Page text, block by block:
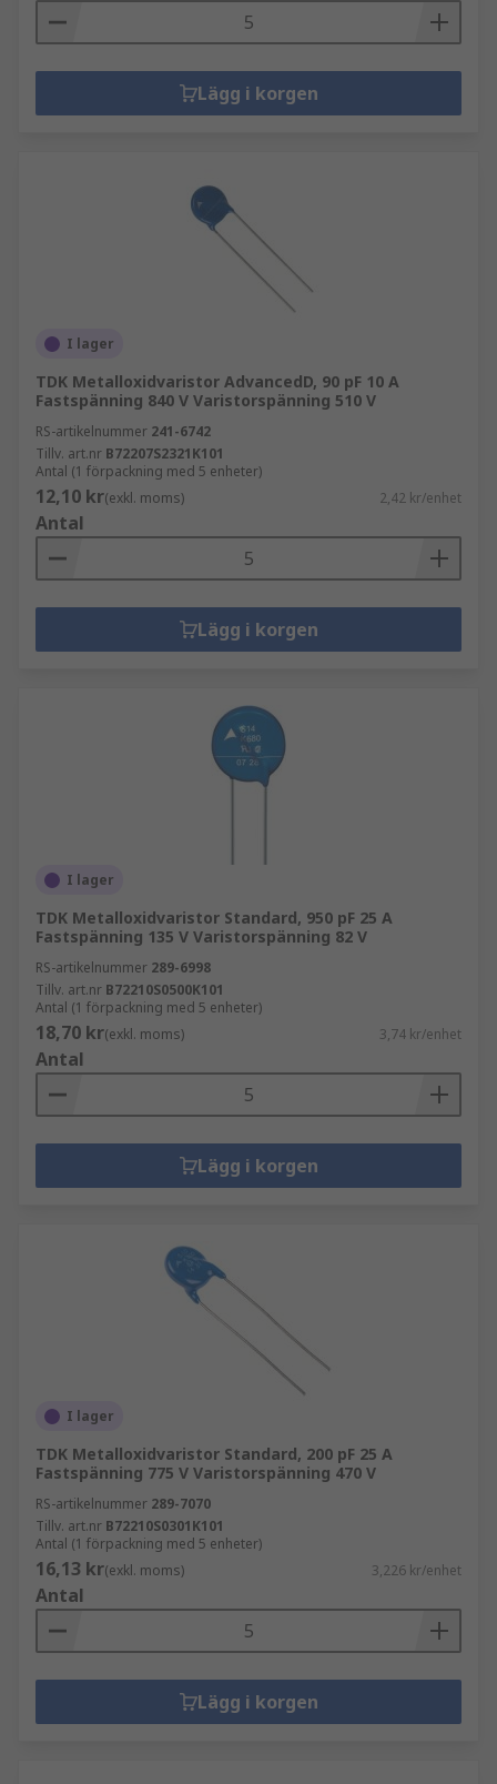
Lägg i korgen
I lager
TDK Metalloxidvaristor AdvancedD, 90 pF 10 A
Fastspänning 840 V Varistorspänning 510 V
RS-artikelnummer 241-6742
Tillv. art.nr B72207S2321K101
Antal (1 förpackning med 5 enheter)
12,10 kr(exkl. moms) 2,42 kr/enhet
Antal
Lägg i korgen
I lager
TDK Metalloxidvaristor Standard, 950 pF 25 A
Fastspänning 135 V Varistorspänning 82 V
RS-artikelnummer 289-6998
Tillv. art.nr B72210S0500K101
Antal (1 förpackning med 5 enheter)
18,70 kr(exkl. moms) 3,74 kr/enhet
Antal
Lägg i korgen
I lager
TDK Metalloxidvaristor Standard, 200 pF 25 A
Fastspänning 775 V Varistorspänning 470 V
RS-artikelnummer 289-7070
Tillv. art.nr B72210S0301K101
Antal (1 förpackning med 5 enheter)
16,13 kr(exkl. moms) 3,226 kr/enhet
Antal
Lägg i korgen